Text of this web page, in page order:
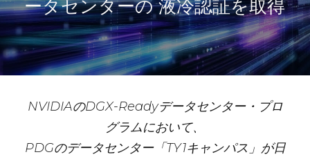
ータセンターの 液冷認証を取得
NVIDIAのDGX-Readyデータセンター・プロ
グラムにおいて、
PDGのデータセンター「TY1キャンパス」が日